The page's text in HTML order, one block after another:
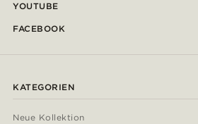
YOUTUBE
FACEBOOK
KATEGORIEN
Neue Kollektion